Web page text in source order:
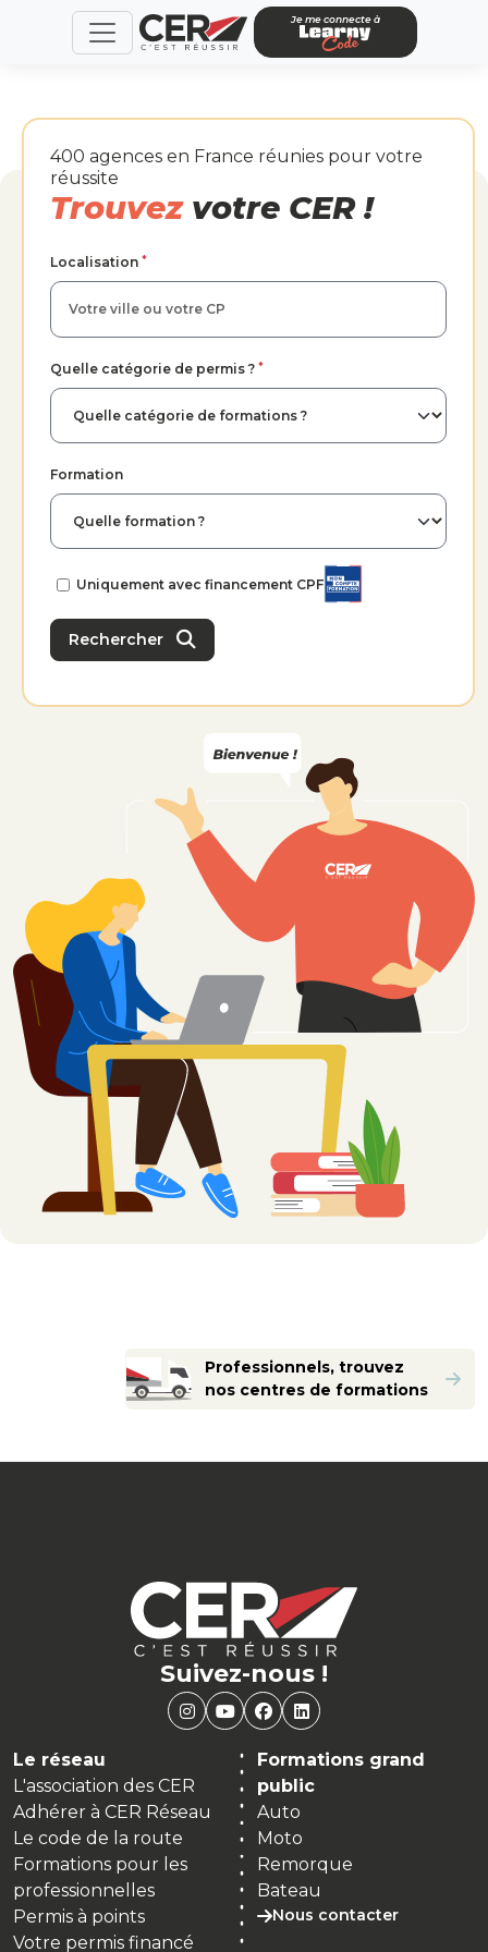
Je me connecte à
400 agences en France réunies pour votre
réussite
Trouvezvotre CER !
Localisation *
Quelle catégorie de permis ? *
Formation
Uniquement avec financement CPF
Rechercher
Professionnels, trouvez
nos centres de formations
Suivez-nous !
Le réseau
L'association des CER
Adhérer à CER Réseau
Le code de la route
Formations pour les
professionnelles
Permis à points
Votre permis financé
Formations grand
public
Auto
Moto
Remorque
Bateau
Nous contacter